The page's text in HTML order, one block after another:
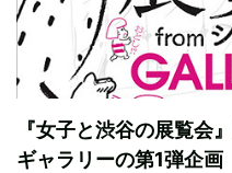
『女子と渋谷の展覧会
ギャラリーの第1弾企画